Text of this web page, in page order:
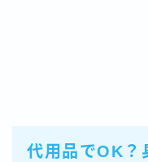
代用品でOK？